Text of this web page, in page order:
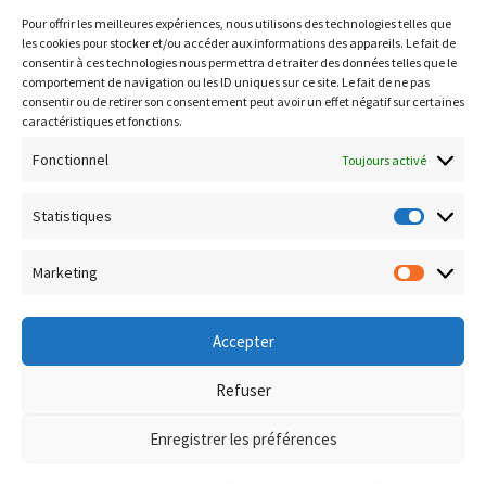
Pour offrir les meilleures expériences, nous utilisons des technologies telles que
les cookies pour stocker et/ou accéder aux informations des appareils. Le fait de
consentir à ces technologies nous permettra de traiter des données telles que le
comportement de navigation ou les ID uniques sur ce site. Le fait de ne pas
consentir ou de retirer son consentement peut avoir un effet négatif sur certaines
caractéristiques et fonctions.
Fonctionnel Toujours activé
Statistiques
Marketing
Accepter
Refuser
Enregistrer les préférences
Infogreffe : https://www.infogreffe.fr
Politique de confidentialité
Conditions générales de vente
Paiement sécurisé
© Boutique Corsica TiC 2026
Politique de confidentialité
Built with WooCommerce